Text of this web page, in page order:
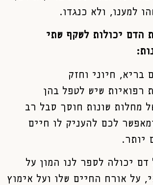
למענו, ולא כנגדו.
הדם יכולות לשקף שתי
בריא, חיוני וחזק
רפואיות שיש לטפל בהן
מחלות שונות חוסך סבל רב
לכם להעניק לו חיים
יותר.
יכולה לספר לנו המון על
על אורח החיים שלו ועל אימוץ